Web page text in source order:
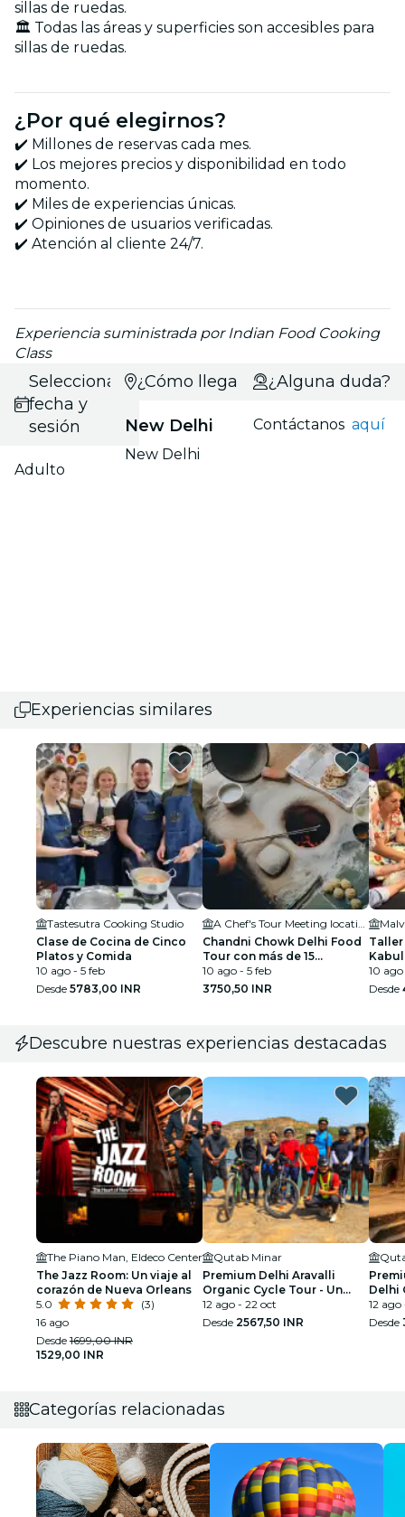
sillas de ruedas.
🏛️ Todas las áreas y superficies son accesibles para
sillas de ruedas.
¿Por qué elegirnos?
✔️ Millones de reservas cada mes.
✔️ Los mejores precios y disponibilidad en todo
momento.
✔️ Miles de experiencias únicas.
✔️ Opiniones de usuarios verificadas.
✔️ Atención al cliente 24/7.
Experiencia suministrada por Indian Food Cooking
Class
Selecciona
fecha y
sesión
Adulto
¿Cómo llegar?
New Delhi
New Delhi
¿Alguna duda?
Contáctanosaquí
Experiencias similares
Tastesutra Cooking Studio
Clase de Cocina de Cinco
Platos y Comida
10 ago - 5 feb
Desde 5783,00 INR
Chandni Chowk Delhi Food
Tour con más de 15
degustaciones
10 ago - 5 feb
3750,50 INR
Kabul
10
Desde
Descubre nuestras experiencias destacadas
The Piano Man, Eldeco Center
The Jazz Room: Un viaje al
corazón de Nueva Orleans
5.0
(3)
16 ago
Desde 1699,00 INR
1529,00 INR
Qutab Minar
Premium Delhi Aravalli
Organic Cycle Tour - Un
vistazo a la India real y rural
12 ago - 22 oct
Desde 2567,50 INR
Delhi
12
Desde
Categorías relacionadas